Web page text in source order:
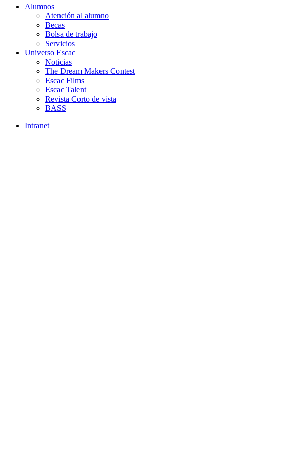
Alumnos
Atención al alumno
Becas
Bolsa de trabajo
Servicios
Universo Escac
Noticias
The Dream Makers Contest
Escac Films
Escac Talent
Revista Corto de vista
BASS
Intranet